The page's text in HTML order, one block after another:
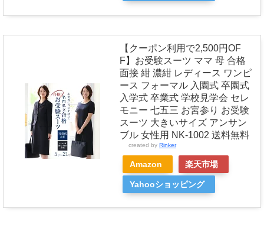
【クーポン利用で2,500円OF
F】お受験スーツ ママ 母 合格
面接 紺 濃紺 レディース ワンピ
ース フォーマル 入園式 卒園式
入学式 卒業式 学校見学会 セレ
モニー 七五三 お宮参り お受験
スーツ 大きいサイズ アンサン
ブル 女性用 NK-1002 送料無料
created by Rinker
Amazon 楽天市場
Yahooショッピング